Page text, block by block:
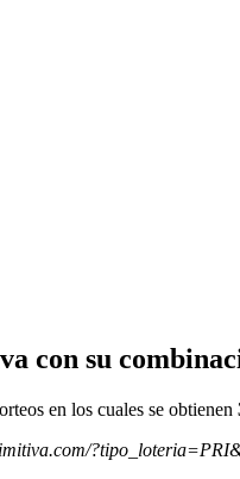
con su
en los cuales se obtienen